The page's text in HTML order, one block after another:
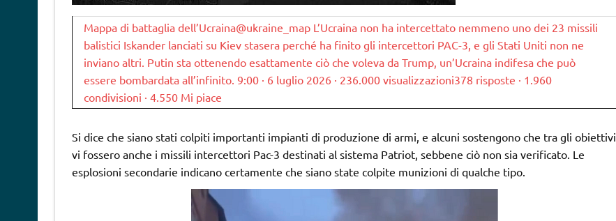
Mappa di battaglia dell’Ucraina@ukraine_map L’Ucraina non ha intercettato nemmeno uno dei 23 missili
balistici Iskander lanciati su Kiev stasera perché ha finito gli intercettori PAC-3, e gli Stati Uniti non ne
inviano altri. Putin sta ottenendo esattamente ciò che voleva da Trump, un’Ucraina indifesa che può
essere bombardata all’infinito. 9:00 · 6 luglio 2026 · 236.000 visualizzazioni378 risposte · 1.960
condivisioni · 4.550 Mi piace
Si dice che siano stati colpiti importanti impianti di produzione di armi, e alcuni sostengono che tra gli obiettivi
vi fossero anche i missili intercettori Pac-3 destinati al sistema Patriot, sebbene ciò non sia verificato. Le
esplosioni secondarie indicano certamente che siano state colpite munizioni di qualche tipo.